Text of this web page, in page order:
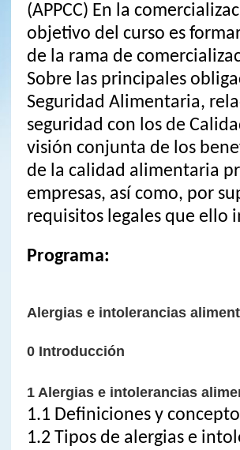
(APPCC) En la
objetivo del curso es
de la rama de
Sobre las principales
Seguridad Alimentaria,
seguridad con los de
visión conjunta de los
de la calidad alimentaria
empresas, así como, por
requisitos legales que ello
Programa:
Alergias e intolerancias
0 Introducción
1 Alergias e intolerancias
1.1 Definiciones y
1.2 Tipos de alergias e